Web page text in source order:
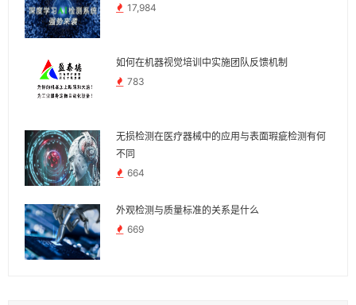
17,984
如何在机器视觉培训中实施团队反馈机制
783
无损检测在医疗器械中的应用与表面瑕疵检测有何
不同
664
外观检测与质量标准的关系是什么
669